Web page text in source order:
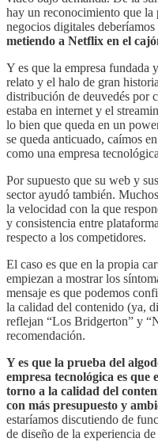
hay un reconocimiento que la
negocios digitales deberíamos
metiendo a Netflix en el
Y es que la empresa fundada
relato y el halo de gran
distribución de deuvedés por
estaba en internet y el
lo bien que queda en un
se queda anticuado, caímos
como una empresa
Por supuesto que su web y
sector ayudó también.
la velocidad con la que
y consistencia entre
respecto a los competidores.
El caso es que en la propia
empiezan a mostrar los
mensaje es que podemos
la calidad del contenido (ya,
reflejan “Los Bridgerton” y
recomendación.
Y es que la prueba del
empresa tecnológica es que
torno a la calidad del
con más presupuesto y
estaríamos discutiendo de
de diseño de la experiencia